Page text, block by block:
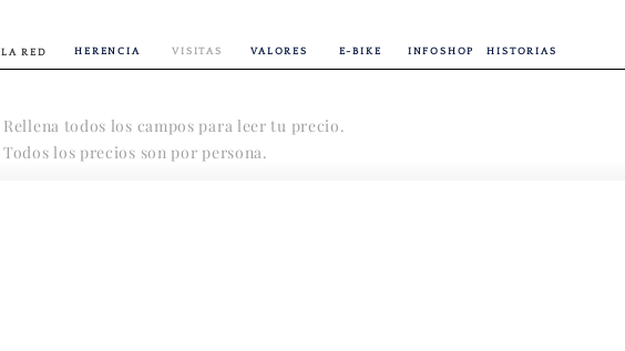
INFOSHOP
HERENCIA VALORES
VISITAS E-BIKE HISTORIAS
LA RED
Rellena todos los campos para leer tu precio.
Todos los precios son por persona.